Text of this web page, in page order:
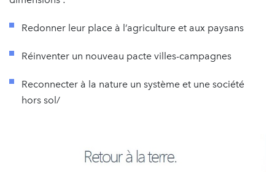
Redonner leur place à l’agriculture et aux paysans
Réinventer un nouveau pacte villes-campagnes
Reconnecter à la nature un système et une société
hors sol/